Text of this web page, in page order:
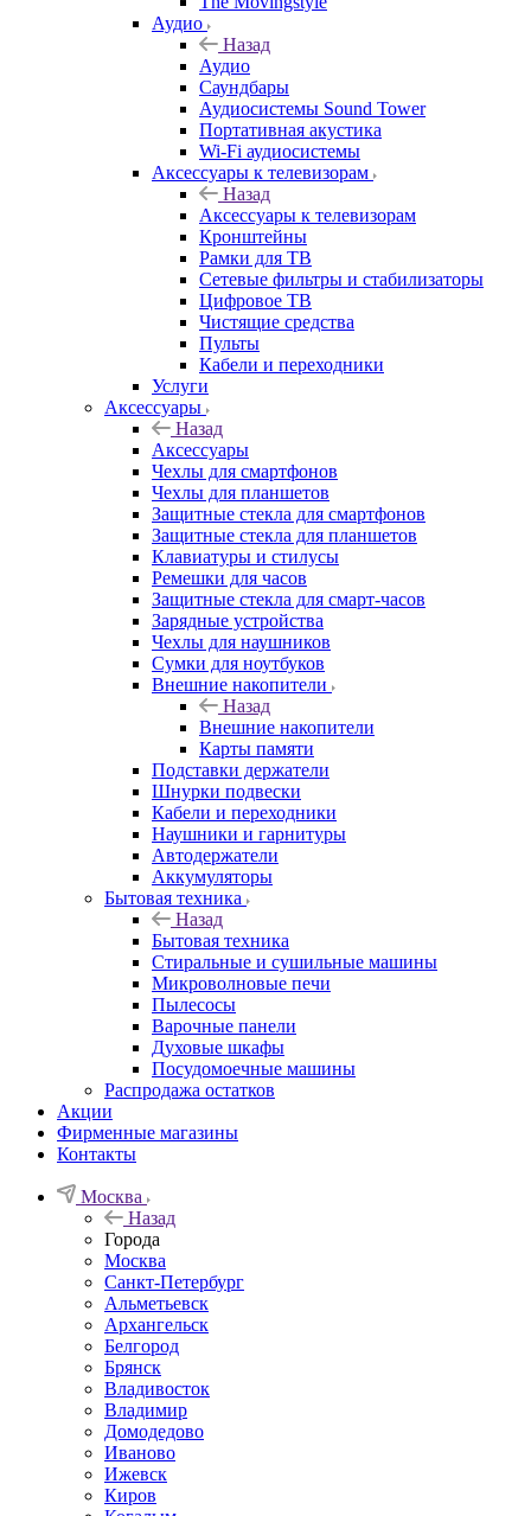
Аудио
Назад
Аудио
Саундбары
Аудиосистемы Sound Tower
Портативная акустика
Wi-Fi аудиосистемы
Аксессуары к телевизорам
Назад
Аксессуары к телевизорам
Кронштейны
Рамки для ТВ
Сетевые фильтры и стабилизаторы
Цифровое ТВ
Чистящие средства
Пульты
Кабели и переходники
Услуги
Аксессуары
Назад
Аксессуары
Чехлы для смартфонов
Чехлы для планшетов
Защитные стекла для смартфонов
Защитные стекла для планшетов
Клавиатуры и стилусы
Ремешки для часов
Защитные стекла для смарт-часов
Зарядные устройства
Чехлы для наушников
Сумки для ноутбуков
Внешние накопители
Назад
Внешние накопители
Карты памяти
Подставки держатели
Шнурки подвески
Кабели и переходники
Наушники и гарнитуры
Автодержатели
Аккумуляторы
Бытовая техника
Назад
Бытовая техника
Стиральные и сушильные машины
Микроволновые печи
Пылесосы
Варочные панели
Духовые шкафы
Посудомоечные машины
Распродажа остатков
Акции
Фирменные магазины
Контакты
Москва
Назад
Города
Москва
Санкт-Петербург
Альметьевск
Архангельск
Белгород
Брянск
Владивосток
Владимир
Домодедово
Иваново
Ижевск
Киров